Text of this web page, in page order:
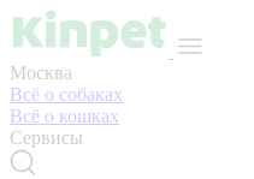
Москва
Всё о собаках
Всё о кошках
Сервисы